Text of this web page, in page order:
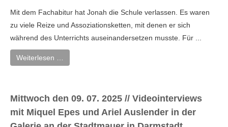
Mit dem Fachabitur hat Jonah die Schule verlassen. Es waren
zu viele Reize und Assoziationsketten, mit denen er sich
während des Unterrichts auseinandersetzen musste. Für ...
Weiterlesen …
Mittwoch den 09. 07. 2025 // Videointerviews
mit Miquel Epes und Ariel Auslender in der